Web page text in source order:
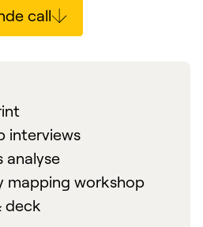
call
interviews
analyse
mapping workshop
deck